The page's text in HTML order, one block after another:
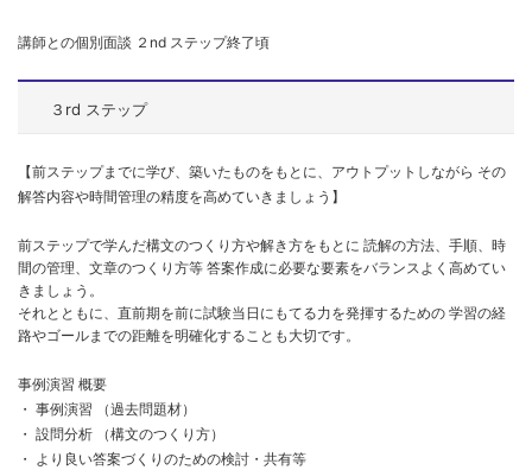
講師との個別面談 ２nd ステップ終了頃
３rd ステップ
【前ステップまでに学び、築いたものをもとに、アウトプットしながら その
解答内容や時間管理の精度を高めていきましょう】
前ステップで学んだ構文のつくり方や解き方をもとに 読解の方法、手順、時
間の管理、文章のつくり方等 答案作成に必要な要素をバランスよく高めてい
きましょう。
それとともに、直前期を前に試験当日にもてる力を発揮するための 学習の経
路やゴールまでの距離を明確化することも大切です。
事例演習 概要
・ 事例演習 （過去問題材）
・ 設問分析 （構文のつくり方）
・ より良い答案づくりのための検討・共有等